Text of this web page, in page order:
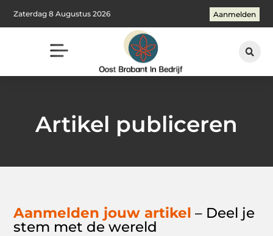
Zaterdag 8 Augustus 2026 Aanmelden
Artikel publiceren
Aanmelden jouw artikel – Deel je
stem met de wereld